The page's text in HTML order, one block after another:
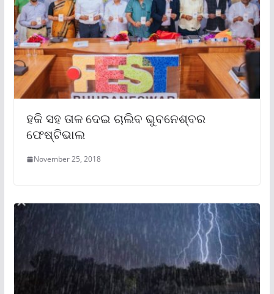
ହକି ସହ ତାଳ ଦେଇ ଚାଲିବ ଭୁବନେଶ୍ବର
ଫେଷ୍ଟିଭାଲ
November 25, 2018